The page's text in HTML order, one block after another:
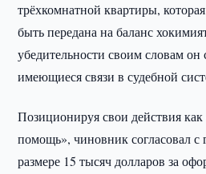
трёхкомнатной квартиры,
быть передана на баланс
убедительности своим словам он
имеющиеся связи в судебной
Позиционируя свои действия
помощь», чиновник согласовал
размере 15 тысяч долларов за